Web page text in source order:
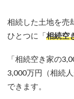
相続した土地を売
ひとつに「 相続空
「相続空き家の
3,000万円（相続
できます。